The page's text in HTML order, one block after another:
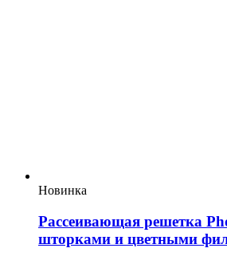
Новинка
Рассеивающая решетка
шторками и цветными